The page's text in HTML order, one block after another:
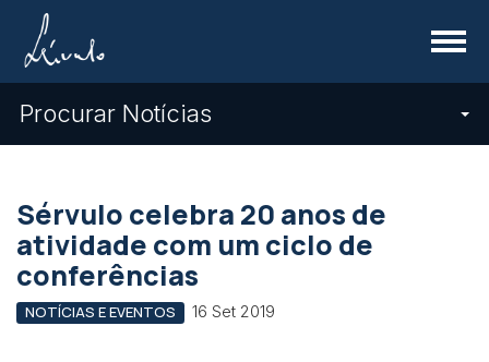
Menu
Procurar Notícias
Sérvulo celebra 20 anos de
atividade com um ciclo de
conferências
NOTÍCIAS E EVENTOS 16 Set 2019